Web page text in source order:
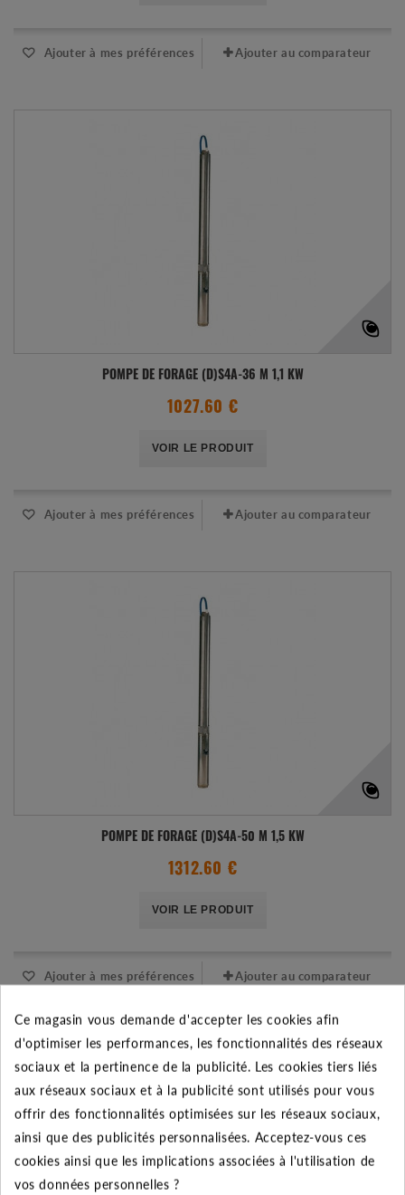
Ajouter à mes préférences Ajouter au comparateur
POMPE DE FORAGE (D)S4A-36 M 1,1 KW
1027.60 €
VOIR LE PRODUIT
Ajouter à mes préférences Ajouter au comparateur
POMPE DE FORAGE (D)S4A-50 M 1,5 KW
1312.60 €
VOIR LE PRODUIT
Ajouter à mes préférences Ajouter au comparateur
Ce magasin vous demande d'accepter les cookies afin
d'optimiser les performances, les fonctionnalités des réseaux
sociaux et la pertinence de la publicité. Les cookies tiers liés
aux réseaux sociaux et à la publicité sont utilisés pour vous
offrir des fonctionnalités optimisées sur les réseaux sociaux,
ainsi que des publicités personnalisées. Acceptez-vous ces
cookies ainsi que les implications associées à l'utilisation de
vos données personnelles ?